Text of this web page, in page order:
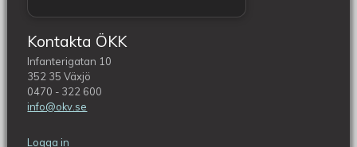
Kontakta ÖKK
Infanterigatan 10
352 35 Växjö
0470 - 322 600
info@okv.se
Logga in